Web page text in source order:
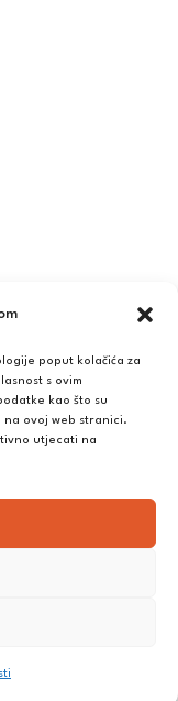
poput kolačića za
s ovim
kao što su
ovoj web stranici.
utjecati na
dostava je
CorvusPay